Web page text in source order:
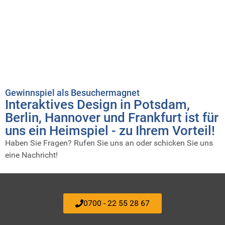
Gewinnspiel als Besuchermagnet
Interaktives Design in Potsdam,
Berlin, Hannover und Frankfurt ist für
uns ein Heimspiel - zu Ihrem Vorteil!
Haben Sie Fragen? Rufen Sie uns an oder schicken Sie uns
eine Nachricht!
0700 - 22 55 28 67